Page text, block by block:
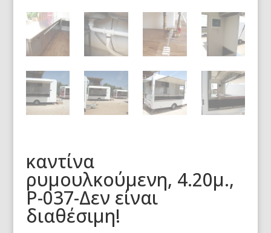
καντίνα
ρυμουλκούμενη, 4.20μ.,
Ρ-037-Δεν είναι
διαθέσιμη!